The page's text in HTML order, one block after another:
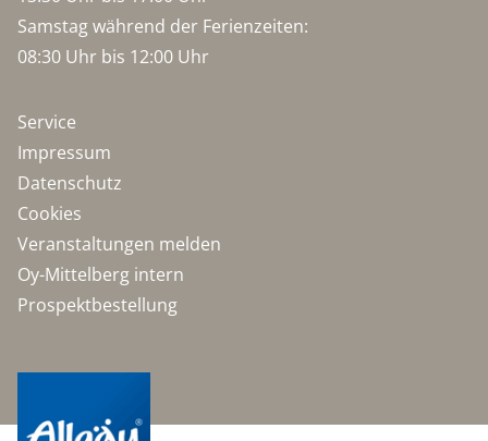
Samstag während der Ferienzeiten:
08:30 Uhr bis 12:00 Uhr
Service
Impressum
Datenschutz
Cookies
Veranstaltungen melden
Oy-Mittelberg intern
Prospektbestellung